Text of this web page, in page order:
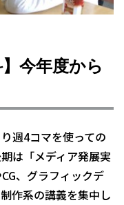
今年度から
週4コマを使っての
は「メディア発展実
、グラフィックデ
作系の講義を集中し